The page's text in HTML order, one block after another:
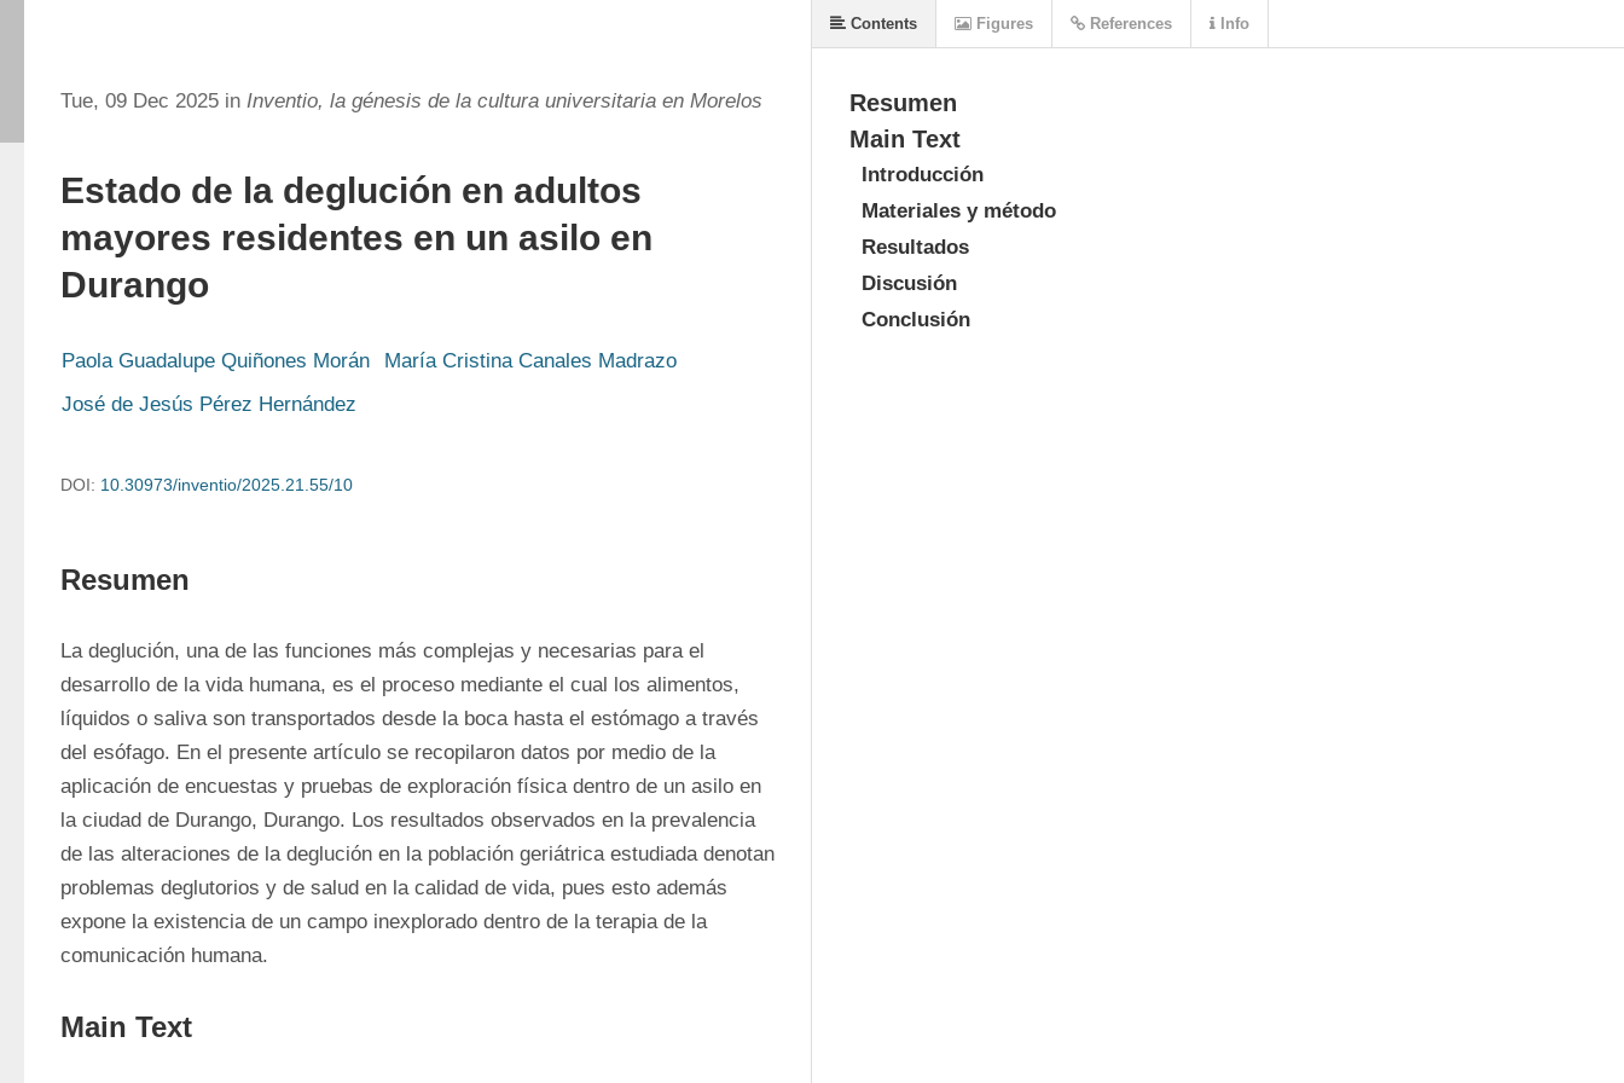
Tue, 09 Dec 2025 in Inventio, la génesis de la cultura universitaria en Morelos
Estado de la deglución en adultos
mayores residentes en un asilo en
Durango
Paola Guadalupe Quiñones Morán
María Cristina Canales Madrazo
José de Jesús Pérez Hernández
DOI: 10.30973/inventio/2025.21.55/10
Resumen
La deglución, una de las funciones más complejas y necesarias para el
desarrollo de la vida humana, es el proceso mediante el cual los alimentos,
líquidos o saliva son transportados desde la boca hasta el estómago a través
del esófago. En el presente artículo se recopilaron datos por medio de la
aplicación de encuestas y pruebas de exploración física dentro de un asilo en
la ciudad de Durango, Durango. Los resultados observados en la prevalencia
de las alteraciones de la deglución en la población geriátrica estudiada denotan
problemas deglutorios y de salud en la calidad de vida, pues esto además
expone la existencia de un campo inexplorado dentro de la terapia de la
comunicación humana.
Main Text
Resumen
Main Text
Introducción
Materiales y método
Resultados
Discusión
Conclusión
Contents Figures References Info